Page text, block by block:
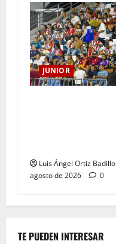
JUNIOR
Luis Ángel Ortiz Badillo
agosto de 2026
0
TE PUEDEN INTERESAR